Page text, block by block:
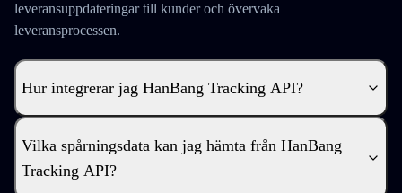
leveransuppdateringar till kunder och övervaka
leveransprocessen.
Hur integrerar jag HanBang Tracking API?
Vilka spårningsdata kan jag hämta från HanBang
Tracking API?